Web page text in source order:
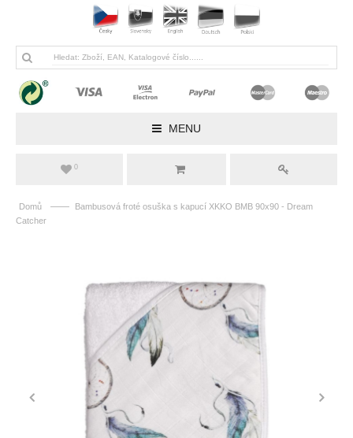
MENU
0
Domů ——
Bambusová froté osuška s kapucí XKKO BMB 90x90 - Dream
Catcher